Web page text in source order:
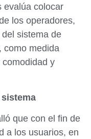
evalúa colocar
los operadores,
sistema de
como medida
y
que con el fin de
a los usuarios, en